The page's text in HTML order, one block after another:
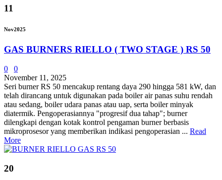
11
Nov2025
GAS BURNERS RIELLO ( TWO STAGE ) RS 50
0
0
November 11, 2025
Seri burner RS 50 ​​mencakup rentang daya 290 hingga 581 kW, dan
telah dirancang untuk digunakan pada boiler air panas suhu rendah
atau sedang, boiler udara panas atau uap, serta boiler minyak
diatermik. Pengoperasiannya "progresif dua tahap"; burner
dilengkapi dengan kotak kontrol pengaman burner berbasis
mikroprosesor yang memberikan indikasi pengoperasian ... Read
More
20